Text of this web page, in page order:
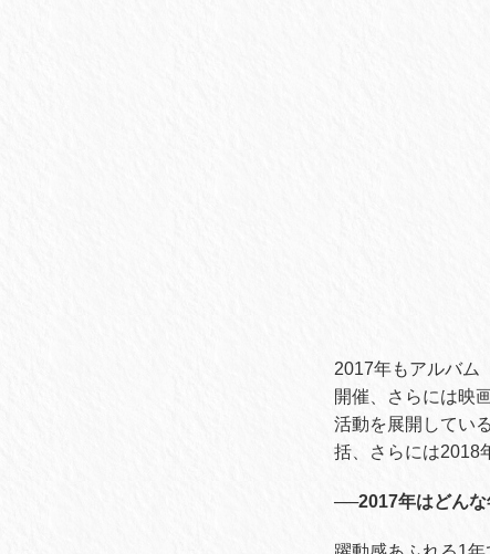
2017年もアルバム
開催、さらには映
活動を展開してい
括、さらには2018
──2017年はどんな